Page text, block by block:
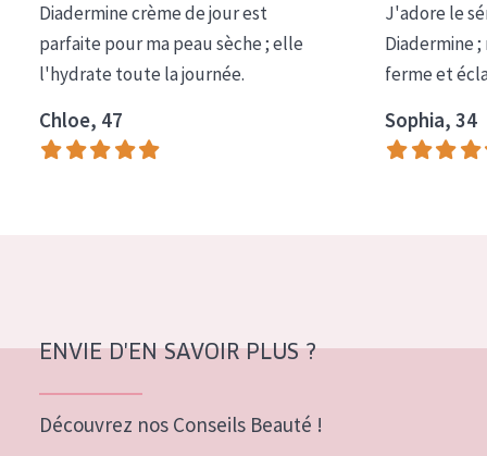
Crème pour les Yeux
Sérum
COLLECTION
Peau normale à sèche
Diadermine crème de jour est
parfaite pour ma peau sèche ; elle
l'hydrate toute la journée.
Chloe, 47
J'adore le
Diadermine
ferme et
Sophia, 34
ENVIE D'EN SAVOIR PLUS ?
Découvrez nos Conseils Beauté !